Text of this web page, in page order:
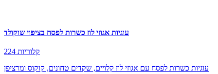
עוגיות אגוזי לוז כשרות לפסח בציפוי שוקולד
224 קלוריות
עוגיות כשרות לפסח עם אגוזי לוז קלויים, שקדים טחונים, קוקוס ומרציפן